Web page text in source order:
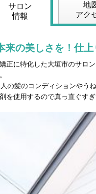
サロン
情報
地
アク
来の美しさを！仕
正に特化した大垣市のサロ
の髪のコンディションやう
を使用するので真っ直ぐす